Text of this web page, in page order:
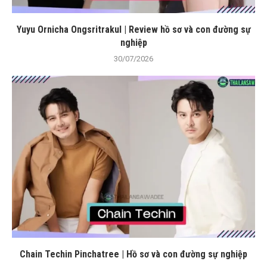
Yuyu Ornicha Ongsritrakul | Review hồ sơ và con đường sự
nghiệp
30/07/2026
Chain Techin Pinchatree | Hồ sơ và con đường sự nghiệp